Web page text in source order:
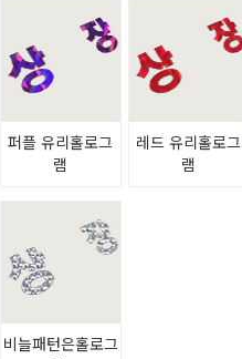
퍼플 유리홀로그
램
레드 유리홀로그
램
비늘패턴은홀로그